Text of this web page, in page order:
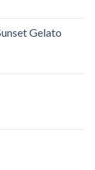
Gelato